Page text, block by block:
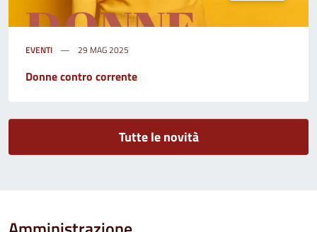
EVENTI 29 MAG 2025
Donne contro corrente
Tutte le novità